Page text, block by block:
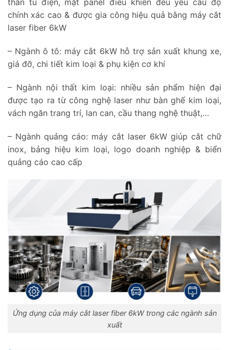
thân tủ điện, mặt panel điều khiển đều yêu cầu độ
chính xác cao & được gia công hiệu quả bằng máy cắt
laser fiber 6kW
– Ngành ô tô: máy cắt 6kW hỗ trợ sản xuất khung xe,
giá đỡ, chi tiết kim loại & phụ kiện cơ khí
– Ngành nội thất kim loại: nhiều sản phẩm hiện đại
được tạo ra từ công nghệ laser như bàn ghế kim loại,
vách ngăn trang trí, lan can, cầu thang nghệ thuật,…
– Ngành quảng cáo: máy cắt laser 6kW giúp cắt chữ
inox, bảng hiệu kim loại, logo doanh nghiệp & biển
quảng cáo cao cấp
Ứng dụng của máy cắt laser fiber 6kW trong các ngành sản
xuất